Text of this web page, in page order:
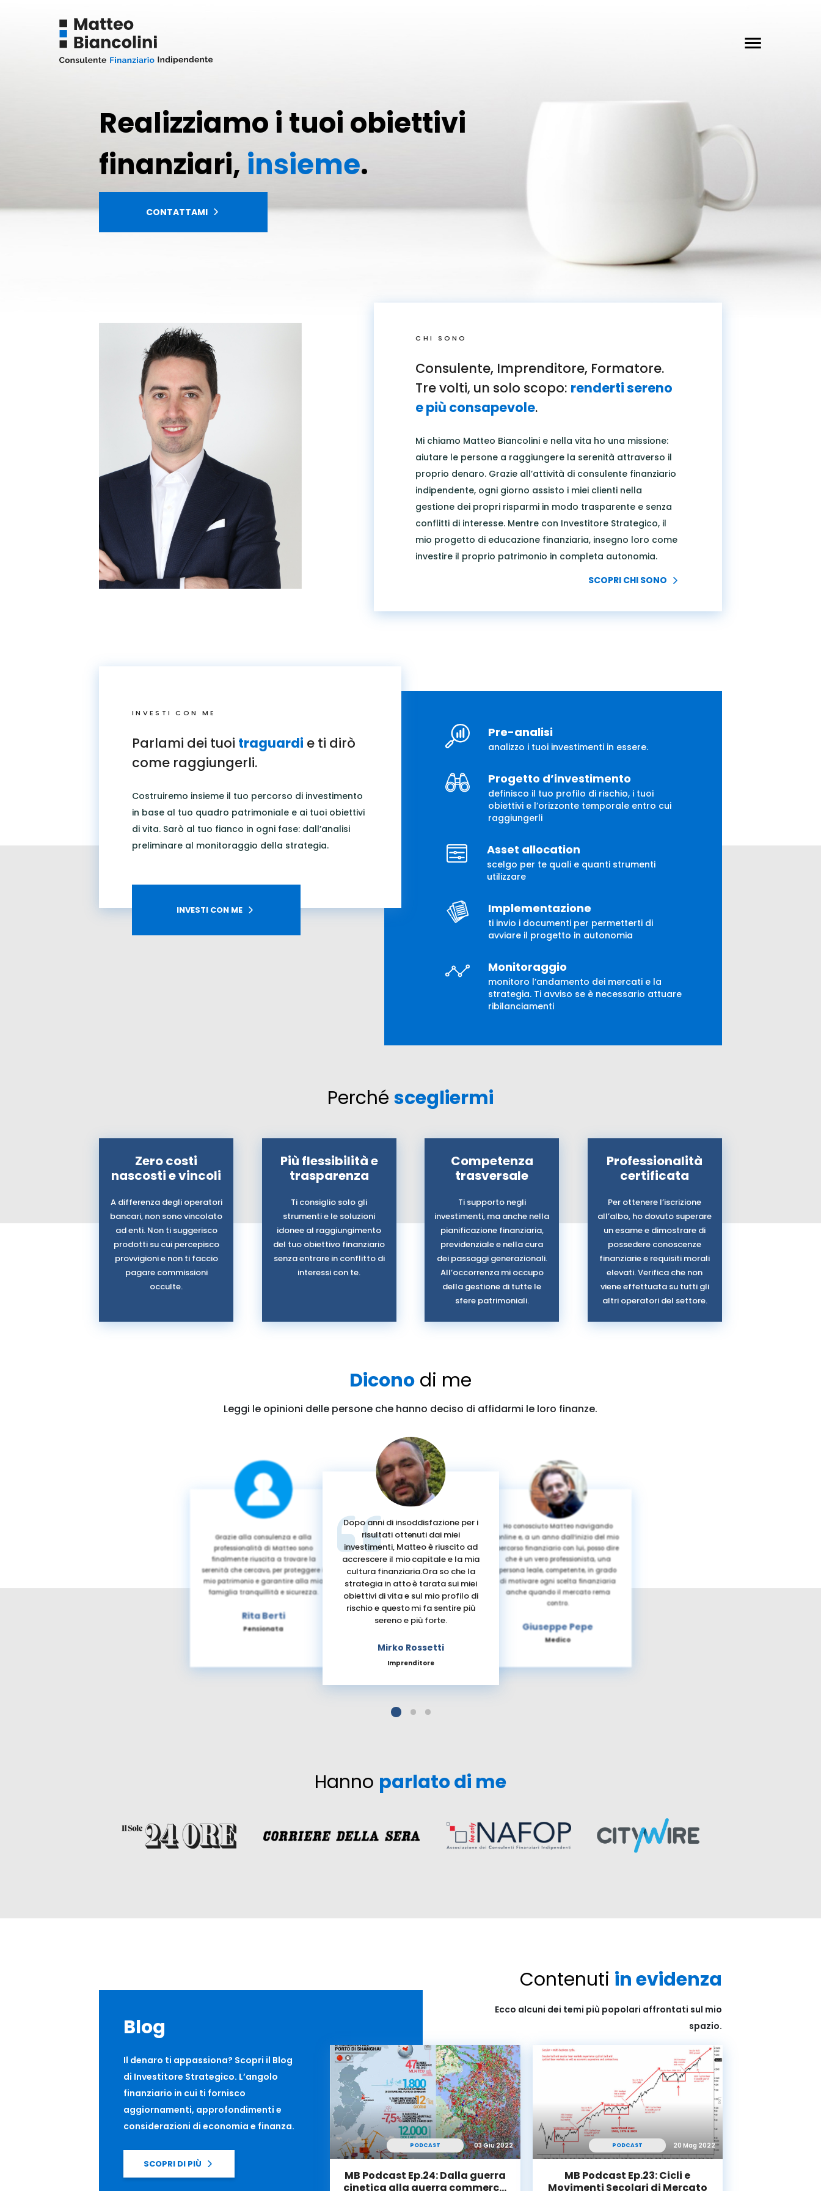
Realizziamo i tuoi obiettivi
finanziari, insieme.
CONTATTAMI
CHI SONO
Consulente, Imprenditore, Formatore.
Tre volti, un solo scopo: renderti sereno
e più consapevole.
Mi chiamo Matteo Biancolini e nella vita ho una missione:
aiutare le persone a raggiungere la serenità attraverso il
proprio denaro. Grazie all’attività di consulente finanziario
indipendente, ogni giorno assisto i miei clienti nella
gestione dei propri risparmi in modo trasparente e senza
conflitti di interesse. Mentre con Investitore Strategico, il
mio progetto di educazione finanziaria, insegno loro come
investire il proprio patrimonio in completa autonomia.
SCOPRI CHI SONO
INVESTI CON ME
Parlami dei tuoi traguardi e ti dirò
come raggiungerli.
Costruiremo insieme il tuo percorso di investimento
in base al tuo quadro patrimoniale e ai tuoi obiettivi
di vita. Sarò al tuo fianco in ogni fase: dall’analisi
preliminare al monitoraggio della strategia.
INVESTI CON ME
Pre-analisi
analizzo i tuoi investimenti in essere.
Progetto d’investimento
definisco il tuo profilo di rischio, i tuoi
obiettivi e l’orizzonte temporale entro cui
raggiungerli
Asset allocation
scelgo per te quali e quanti strumenti
utilizzare
Implementazione
ti invio i documenti per permetterti di
avviare il progetto in autonomia
Monitoraggio
monitoro l’andamento dei mercati e la
strategia. Ti avviso se è necessario attuare
ribilanciamenti
Perché scegliermi
Zero costi
nascosti e vincoli
A differenza degli operatori
bancari, non sono vincolato
ad enti. Non ti suggerisco
prodotti su cui percepisco
provvigioni e non ti faccio
pagare commissioni
occulte.
Più flessibilità e
trasparenza
Ti consiglio solo gli
strumenti e le soluzioni
idonee al raggiungimento
del tuo obiettivo finanziario
senza entrare in conflitto di
interessi con te.
Competenza
trasversale
Ti supporto negli
investimenti, ma anche nella
pianificazione finanziaria,
previdenziale e nella cura
dei passaggi generazionali.
All’occorrenza mi occupo
della gestione di tutte le
sfere patrimoniali.
Professionalità
certificata
Per ottenere l’iscrizione
all’albo, ho dovuto superare
un esame e dimostrare di
possedere conoscenze
finanziarie e requisiti morali
elevati. Verifica che non
viene effettuata su tutti gli
altri operatori del settore.
Dicono di me
Leggi le opinioni delle persone che hanno deciso di affidarmi le loro finanze.
Grazie alla consulenza e alla
professionalità di Matteo sono
finalmente riuscita a trovare la
serenità che cercavo, per proteggere il
mio patrimonio e garantire alla mia
famiglia tranquillità e sicurezza.
Rita Berti
Pensionata
Dopo anni di insoddisfazione per i
risultati ottenuti dai miei
investimenti, Matteo è riuscito ad
accrescere il mio capitale e la mia
cultura finanziaria.Ora so che la
strategia in atto è tarata sui miei
obiettivi di vita e sul mio profilo di
rischio e questo mi fa sentire più
sereno e più forte.
Mirko Rossetti
Imprenditore
Ho conosciuto Matteo navigando
online e, a un anno dall’inizio del mio
percorso finanziario con lui, posso dire
che è un vero professionista, una
persona leale, competente, in grado
di motivare ogni scelta finanziaria
anche quando il mercato rema
contro.
Giuseppe Pepe
Medico
Hanno parlato di me
Blog
Il denaro ti appassiona? Scopri il Blog
di Investitore Strategico. L’angolo
finanziario in cui ti fornisco
aggiornamenti, approfondimenti e
considerazioni di economia e finanza.
SCOPRI DI PIÙ
Contenuti in evidenza
Ecco alcuni dei temi più popolari affrontati sul mio
spazio.
PODCAST 03 Giu 2022
MB Podcast Ep.24: Dalla guerra
cinetica alla guerra commerc…
PODCAST 20 Mag 2022
MB Podcast Ep.23: Cicli e
Movimenti Secolari di Mercato